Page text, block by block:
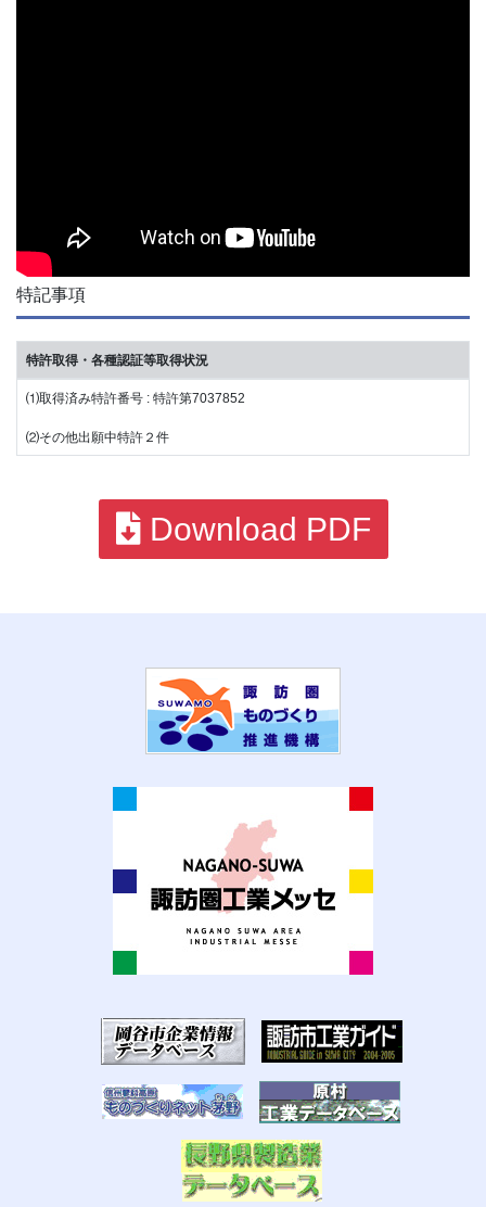
特記事項
特許取得・各種認証等取得状況
⑴取得済み特許番号 : 特許第7037852
⑵その他出願中特許２件
Download PDF